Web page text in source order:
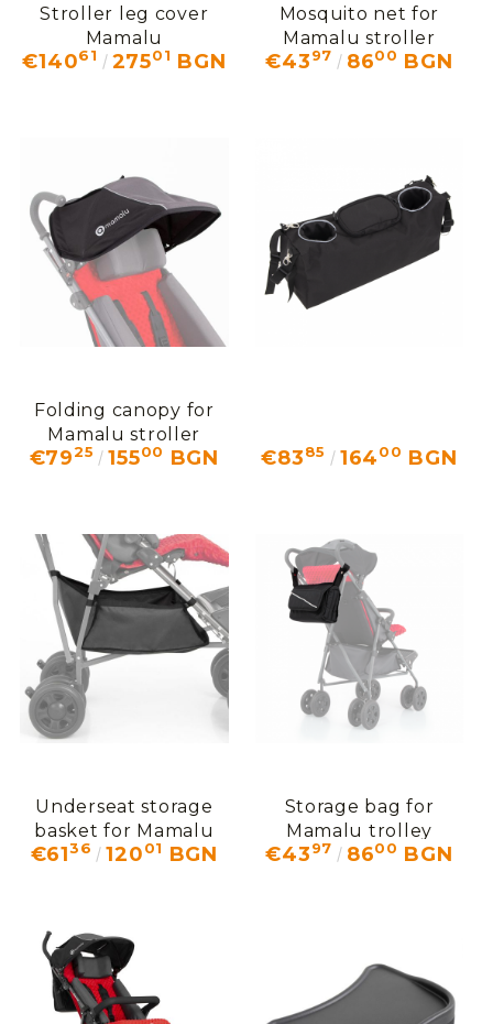
Stroller leg cover
Mamalu
€14061 27501 BGN
Mosquito net for
Mamalu stroller
€4397 8600 BGN
Folding canopy for
Mamalu stroller
€7925 15500 BGN €8385 16400 BGN
Underseat storage
basket for Mamalu
stroller
€6136 12001 BGN
Storage bag for
Mamalu trolley
€4397 8600 BGN